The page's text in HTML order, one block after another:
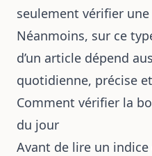
seulement vérifier
Néanmoins, sur ce
d’un article dépend
quotidienne, précise
Comment vérifier la
du jour
Avant de lire un